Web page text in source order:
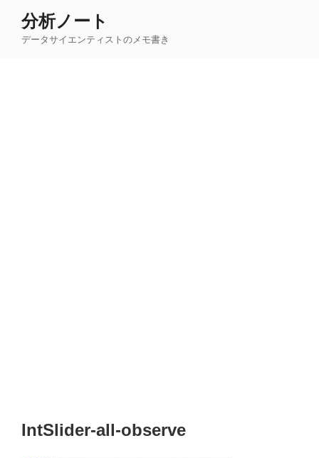
分析ノート
データサイエンティストのメモ書き
IntSlider-all-observe